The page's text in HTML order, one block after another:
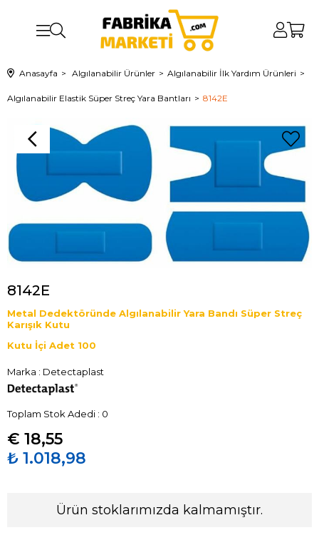
Anasayfa Algılanabilir Ürünler Algılanabilir İlk Yardım Ürünleri
Algılanabilir Elastik Süper Streç Yara Bantları 8142E
8142E
Metal Dedektöründe Algılanabilir Yara Bandı Süper Streç
Karışık Kutu
Kutu İçi Adet 100
Marka : Detectaplast
Toplam Stok Adedi : 0
€ 18,55
₺ 1.018,98
Ürün stoklarımızda kalmamıştır.